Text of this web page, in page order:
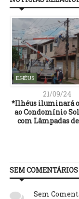
ILHÉUS
21/09/24
*Ilhéus iluminará o
ao Condomínio
com Lâmpadas
SEM COMENTÁRIOS
Sem